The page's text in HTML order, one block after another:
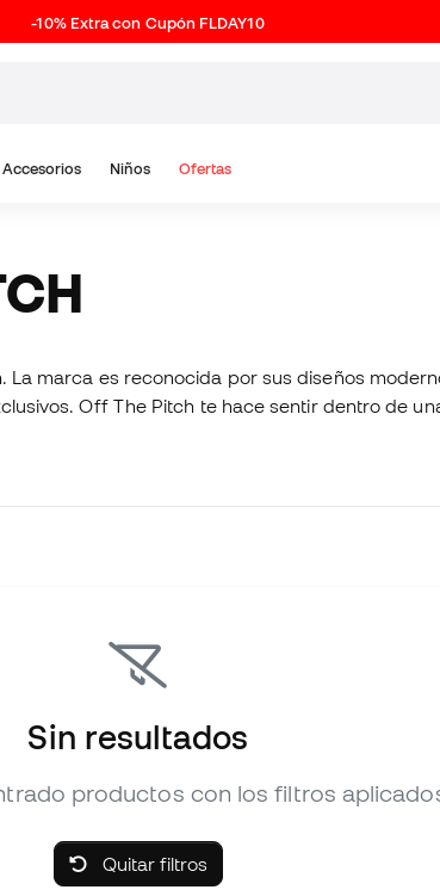
-10% Extra con Cupón FLDAY10
Accesorios Niños Ofertas
marca es reconocida por sus diseños
Off The Pitch te hace sentir dentro de
Sin resultados
productos con los filtros
Quitar filtros